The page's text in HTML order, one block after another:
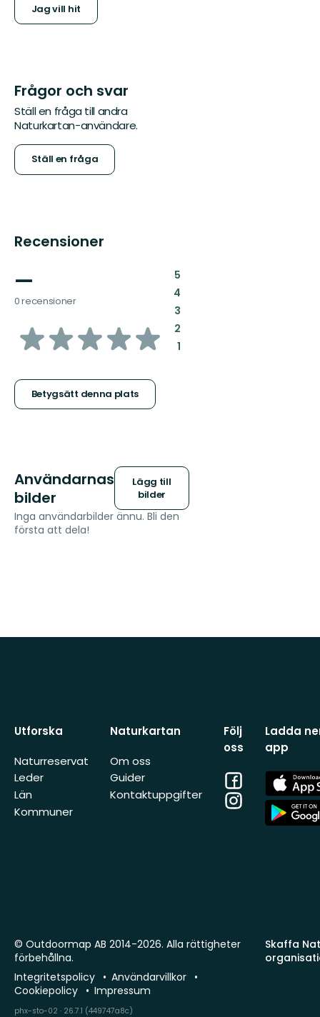
Jag vill hit
Frågor och svar
Ställ en fråga till andra
Naturkartan-användare.
Ställ en fråga
Recensioner
—
0 recensioner
av
stjärnor
Betygsätt denna plats
5:
4:
3:
2:
1:
Användarnas
bilder
Lägg till
bilder
Inga användarbilder ännu. Bli den
första att dela!
Utforska
Naturreservat
Leder
Län
Kommuner
Naturkartan
Om oss
Guider
Kontaktuppgifter
Följ
oss
Facebook
Instagram
Ladda
app
App
Store
App
Store
Skaffa
© Outdoormap AB 2014-2026. Alla rättigheter
förbehållna.
Integritetspolicy
Användarvillkor
Cookiepolicy
Impressum
phx-sto-02 · 26.7.1 (449747a8c)